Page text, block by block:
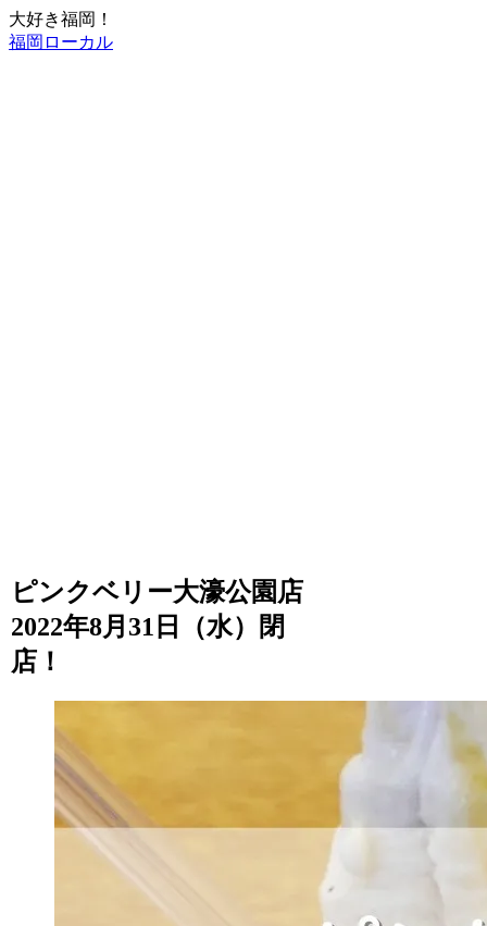
大好き福岡！
福岡ローカル
ピンクベリー大濠公園店
2022年8月31日（水）閉
店！